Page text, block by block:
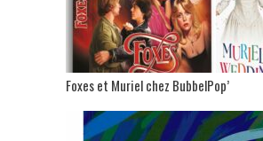
Foxes et Muriel chez BubbelPop’